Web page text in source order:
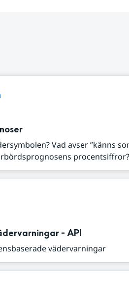
Vad avser ”känns
- API
vädervarningar